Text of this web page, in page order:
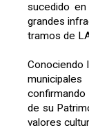
sucedido
grandes
tramos de
Conociendo
confirmando
de su
valores